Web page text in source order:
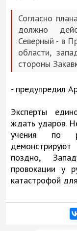
Согласно
должно
Северный - в
области,
стороны
- предупредил
Эксперты
ждать ударов.
учения по
поздно,
провокации у
катастрофой